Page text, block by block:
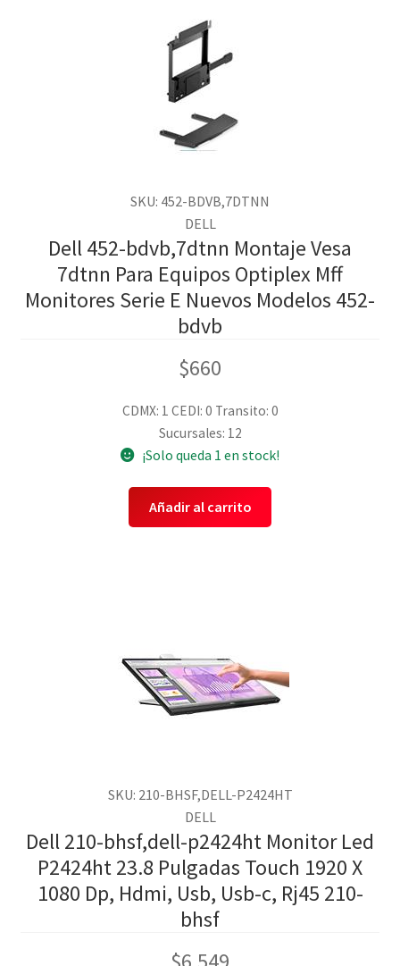
SKU: 452-BDVB,7DTNN
DELL
Dell 452-bdvb,7dtnn Montaje Vesa
7dtnn Para Equipos Optiplex Mff
Monitores Serie E Nuevos Modelos 452-
bdvb
$660
CDMX: 1 CEDI: 0 Transito: 0
Sucursales: 12
¡Solo queda 1 en stock!
Añadir al carrito
SKU: 210-BHSF,DELL-P2424HT
DELL
Dell 210-bhsf,dell-p2424ht Monitor Led
P2424ht 23.8 Pulgadas Touch 1920 X
1080 Dp, Hdmi, Usb, Usb-c, Rj45 210-
bhsf